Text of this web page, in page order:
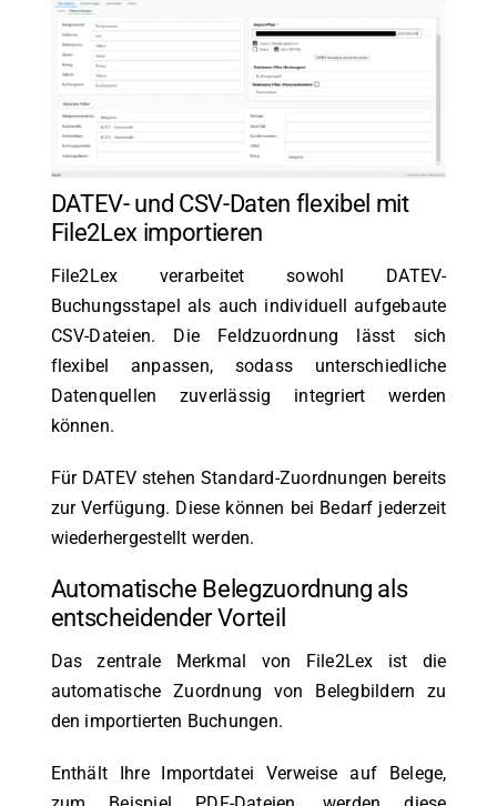
DATEV- und CSV-Daten flexibel mit
File2Lex importieren
File2Lex verarbeitet sowohl DATEV-
Buchungsstapel als auch individuell aufgebaute
CSV-Dateien. Die Feldzuordnung lässt sich
flexibel anpassen, sodass unterschiedliche
Datenquellen zuverlässig integriert werden
können.
Für DATEV stehen Standard-Zuordnungen bereits
zur Verfügung. Diese können bei Bedarf jederzeit
wiederhergestellt werden.
Automatische Belegzuordnung als
entscheidender Vorteil
Das zentrale Merkmal von File2Lex ist die
automatische Zuordnung von Belegbildern zu
den importierten Buchungen.
Enthält Ihre Importdatei Verweise auf Belege,